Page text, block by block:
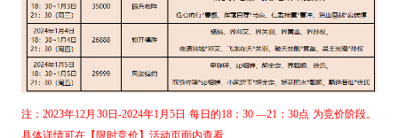
注：2023年12月 30日 -2024年1月5日 每日的18：30 —21：30点 为竞价阶段。
具体详情可在【限时竞价】活动页面内查看